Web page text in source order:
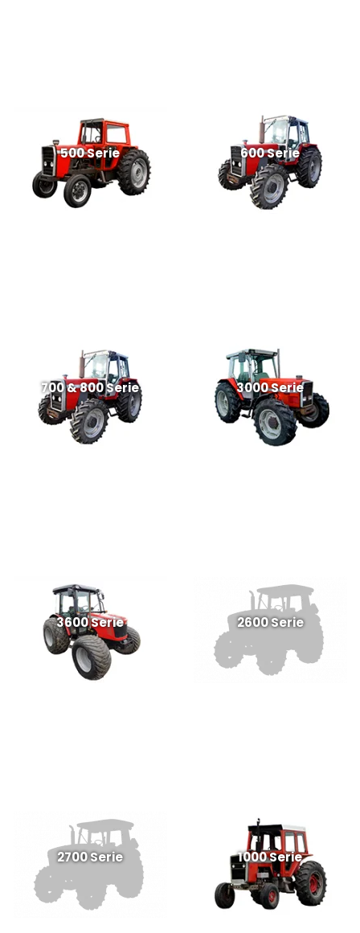
500 Serie 600 Serie
700 & 800 Serie 3000 Serie
3600 Serie 2600 Serie
2700 Serie 1000 Serie